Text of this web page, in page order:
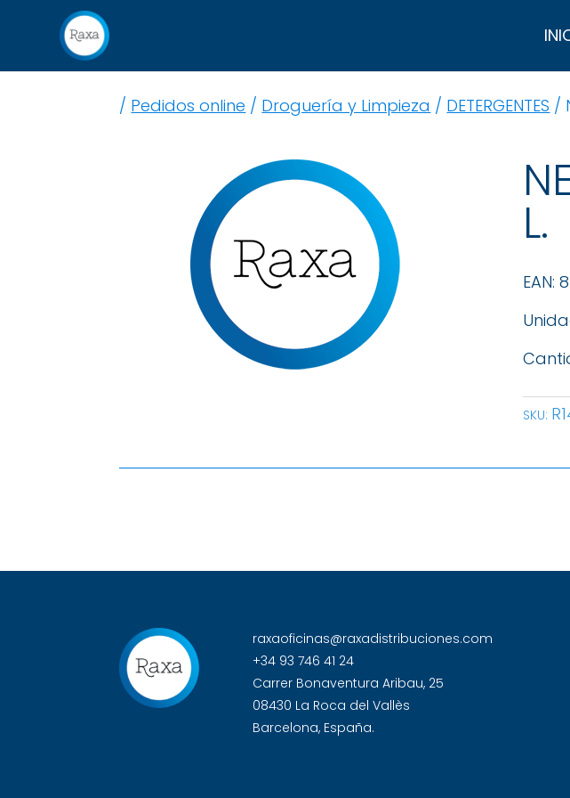
/ Pedidos online / Droguería y Limpieza / DETERGENTES /
L.
EAN:
SKU:
raxaoficinas@raxadistribuciones.com
+34 93 746 41 24
Carrer Bonaventura Aribau, 25
08430 La Roca del Vallès
Barcelona, España.